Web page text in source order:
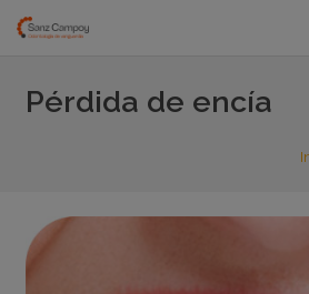
Pérdida de encía